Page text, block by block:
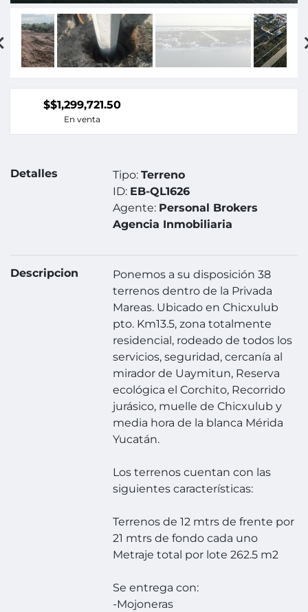
$$1,299,721.50
En venta
Detalles Tipo:Terreno
ID: EB-QL1626
Agente: Personal Brokers
Agencia Inmobiliaria
Descripcion
Ponemos a su disposición 38
terrenos dentro de la Privada
Mareas. Ubicado en Chicxulub
pto. Km13.5, zona totalmente
residencial, rodeado de todos los
servicios, seguridad, cercanía al
mirador de Uaymitun, Reserva
ecológica el Corchito, Recorrido
jurásico, muelle de Chicxulub y
media hora de la blanca Mérida
Yucatán.
Los terrenos cuentan con las
siguientes características:
Terrenos de 12 mtrs de frente por
21 mtrs de fondo cada uno
Metraje total por lote 262.5 m2
Se entrega con:
-Mojoneras